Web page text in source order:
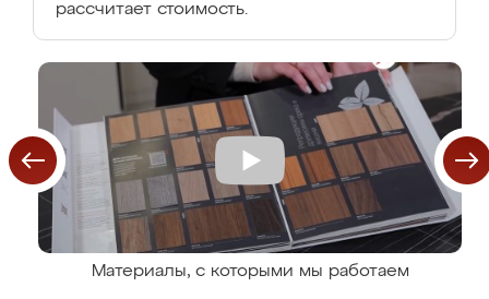
рассчитает стоимость.
Материалы, с которыми мы работаем